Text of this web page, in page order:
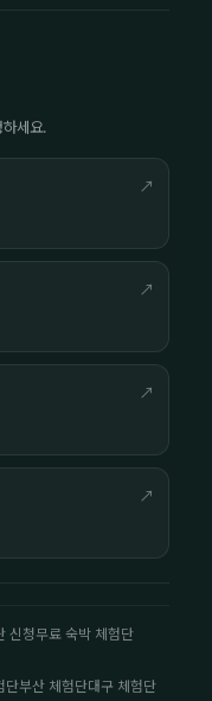
세요.
↗
↗
↗
↗
신청무료 숙박 체험단
단부산 체험단대구 체험단